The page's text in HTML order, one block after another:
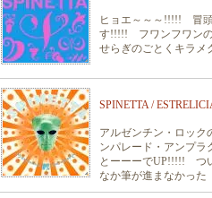
ヒョエ～～～!!!!! 冒
す!!!!! フワンフワンの
せらぎのごとくキラメ
SPINETTA /
アルゼンチン・ロック
ンパレード・アンプラ
とーーーでUP!!!!! つ
なか筆が進まなかっ